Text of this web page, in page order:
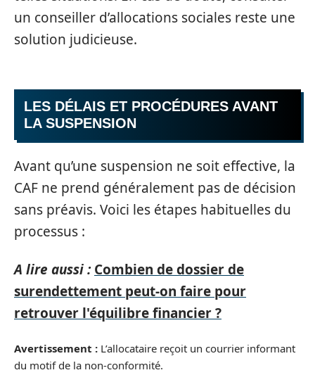
un conseiller d’allocations sociales reste une
solution judicieuse.
LES DÉLAIS ET PROCÉDURES AVANT
LA SUSPENSION
Avant qu’une suspension ne soit effective, la
CAF ne prend généralement pas de décision
sans préavis. Voici les étapes habituelles du
processus :
A lire aussi : Combien de dossier de
surendettement peut-on faire pour
retrouver l'équilibre financier ?
Avertissement : L’allocataire reçoit un courrier informant
du motif de la non-conformité.